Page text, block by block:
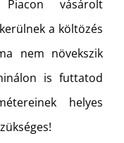
vásárolt
a költözés
nem növekszik
is futtatod
helyes